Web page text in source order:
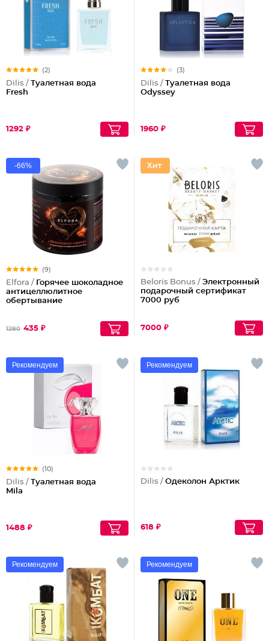
(2)
Dilis / Туалетная вода
Fresh
1292 ₽
(3)
Dilis / Туалетная вода
Odyssey
1960 ₽
-66%
(9)
Elfora / Горячее шоколадное
антицеллюлитное
обертывание
1280 435 ₽
Beloris Bonus / Электронный
подарочный сертификат
7000 руб
7000 ₽
Рекомендуем
(10)
Dilis / Туалетная вода
Mila
1488 ₽
Рекомендуем
Dilis / Одеколон Арктик
618 ₽
Рекомендуем Рекомендуем